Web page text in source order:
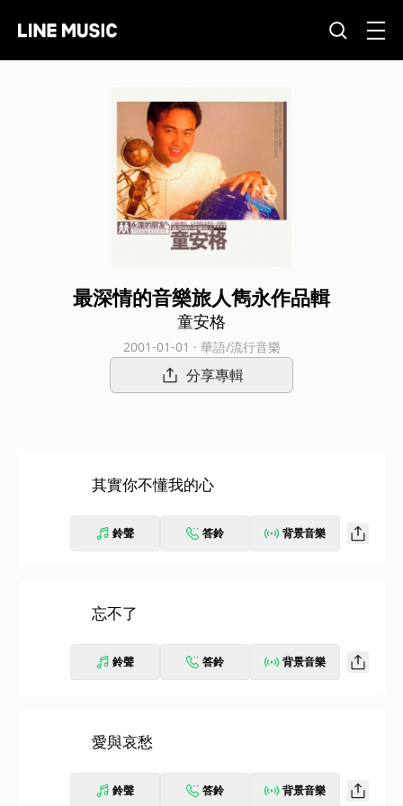
最深情的音樂旅人雋永作品輯
童安格
2001-01-01 · 華語/流行音樂
分享專輯
其實你不懂我的心
鈴聲 答鈴 背景音樂
忘不了
鈴聲 答鈴 背景音樂
愛與哀愁
鈴聲 答鈴 背景音樂